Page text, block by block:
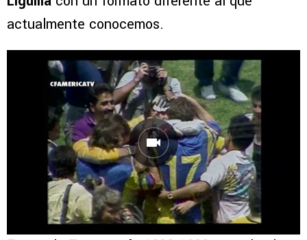
actualmente conocemos.